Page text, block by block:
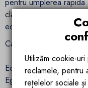
clatirea eficienta.
economisesti timp si sa
Cartus ceramic de
Echipata cu un cartus
Ego Interiors Amato
Utilizăm cookie-
reclamele, pentru
rețelelor sociale